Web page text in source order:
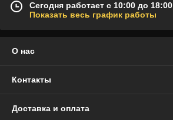
Сегодня работает с 10:00 до 18:00
Показать весь график работы
О нас
Контакты
Доставка и оплата